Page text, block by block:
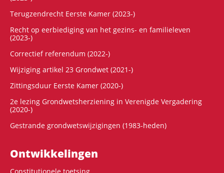
Terugzendrecht Eerste Kamer (2023-)
Recht op eerbiediging van het gezins- en familieleven
(2023-)
Correctief referendum (2022-)
Wijziging artikel 23 Grondwet (2021-)
Zittingsduur Eerste Kamer (2020-)
2e lezing Grondwetsherziening in Verenigde Vergadering
(2020-)
Gestrande grondwetswijzigingen (1983-heden)
Ontwikke­lingen